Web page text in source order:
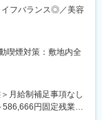
イフバランス◎／美容
医薬品ではなく、美
を築いていただきま
喫煙対策：敷地内全
月給制補足事項なし
586,666円固定残業手